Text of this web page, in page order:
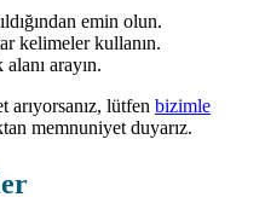
emin olun.
kelimeler kullanın.
arayın.
lütfen bizimle
memnuniyet duyarız.